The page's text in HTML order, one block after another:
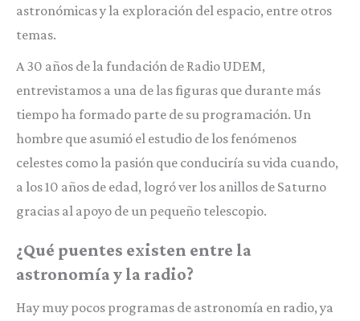
astronómicas y la exploración del espacio, entre otros
temas.
A 30 años de la fundación de Radio UDEM,
entrevistamos a una de las figuras que durante más
tiempo ha formado parte de su programación. Un
hombre que asumió el estudio de los fenómenos
celestes como la pasión que conduciría su vida cuando,
a los 10 años de edad, logró ver los anillos de Saturno
gracias al apoyo de un pequeño telescopio.
¿Qué puentes existen entre la
astronomía y la radio?
Hay muy pocos programas de astronomía en radio, ya